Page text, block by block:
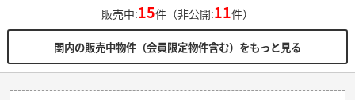
販売中:15件（非公開:11件）
関内の販売中物件（会員限定物件含む）をもっと見る